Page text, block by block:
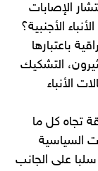
الإصابات
الأجنبية؟
باعتبارها
التشكيك
الأنباء
تجاه كل ما
السياسية
على الجانب